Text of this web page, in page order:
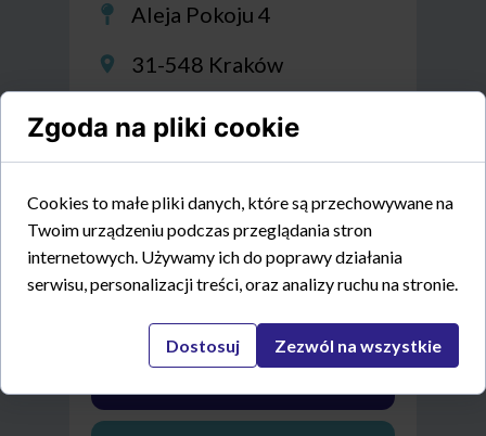
Aleja Pokoju 4
31-548 Kraków
+48 12 44 66 7 55
Pon., śr., czw., pt.:8:00 - 14:20
Wtorek:12:00 - 18:00
Badania analityczne:08:00 - 10:00
Zgoda na pliki cookie
Cookies to małe pliki danych, które są przechowywane na
Twoim urządzeniu podczas przeglądania stron
internetowych. Używamy ich do poprawy działania
serwisu, personalizacji treści, oraz analizy ruchu na stronie.
Dostosuj Zezwól na wszystkie